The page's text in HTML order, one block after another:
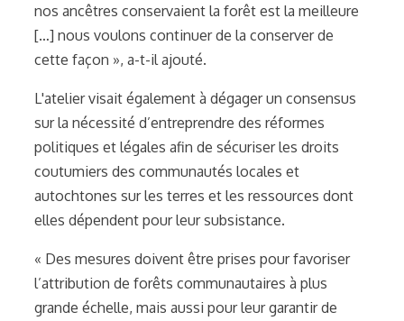
nos ancêtres conservaient la forêt est la meilleure
[…] nous voulons continuer de la conserver de
cette façon », a-t-il ajouté.
L'atelier visait également à dégager un consensus
sur la nécessité d’entreprendre des réformes
politiques et légales afin de sécuriser les droits
coutumiers des communautés locales et
autochtones sur les terres et les ressources dont
elles dépendent pour leur subsistance.
« Des mesures doivent être prises pour favoriser
l’attribution de forêts communautaires à plus
grande échelle, mais aussi pour leur garantir de